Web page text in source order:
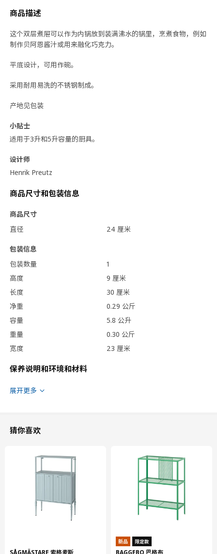
商品描述
这个双层煮屉可以作为内锅放到装满沸水的锅里，烹煮食物，例如
制作贝阿恩酱汁或用来融化巧克力。
平底设计，可用作碗。
采用耐用易洗的不锈钢制成。
产地见包装
小贴士
适用于3升和5升容量的厨具。
设计师
Henrik Preutz
商品尺寸和包装信息
商品尺寸
直径
24 厘米
包装信息
包装数量
1
高度
9 厘米
长度
30 厘米
净重
0.29 公斤
容量
5.8 公升
重量
0.30 公斤
宽度
23 厘米
保养说明和环境和材料
保养说明
环境和材料
展开更多
猜你喜欢
SÅGMÄSTARE 索格麦斯
新品 限定款
BAGGEBO 巴格布